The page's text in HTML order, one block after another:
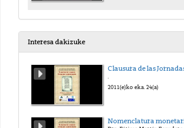
Interesa dakizuke
Clausura de las
2011(e)ko eka. 24(a)